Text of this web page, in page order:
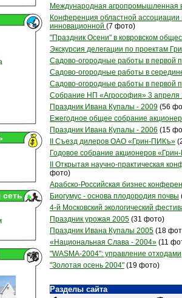
сеть
Международная агропромышленная
Конференция областной
инновационной (7 фото)
"Праздник Осени" в ковровском
Экскурсия делегации по проектам
Садово-огородные работы в первой
Садово-огородные работы в
Садово-огородные работы в первой
Собрание НП «Агрософия» 3 апреля
Праздник Ивана Купалы - 2009 (56
Ежегодное общее собрание
Праздник Ивана Купалы - 2006 (15
II Съезд дилеров ОАО «Грин-ПИКъ»
Годовое собрание акционеров
II Открытая научно-практическая
фото)
Арабско-Российская бизнес
Биогумус - основа плодородия почвы
4-й Московский экологический
Праздник урожая 2005 (31 фото)
Праздник Ивана Купалы 2005 (18
«Национальная Слава - 2004» (11
"WASMA-2004": управление отходами
"Золотая осень 2004" (19 фото)
Разделы сайта